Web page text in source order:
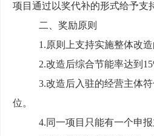
项目 通过 以奖代补的形式给予支
二、 奖励原则
1.原则上支持实施整体改造
2.改造后综合节能率达到
3.改造后入驻的经营主体
位。
4.同一项目只能有一个申报